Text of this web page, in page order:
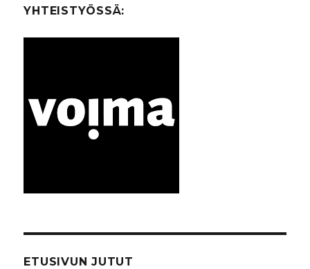
feministinen
/
feminist
revolution
YHTEISTYÖSSÄ:
ETUSIVUN JUTUT